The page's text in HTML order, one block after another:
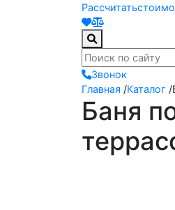
Рассчитать
Звонок
Главная /Каталог /
Баня